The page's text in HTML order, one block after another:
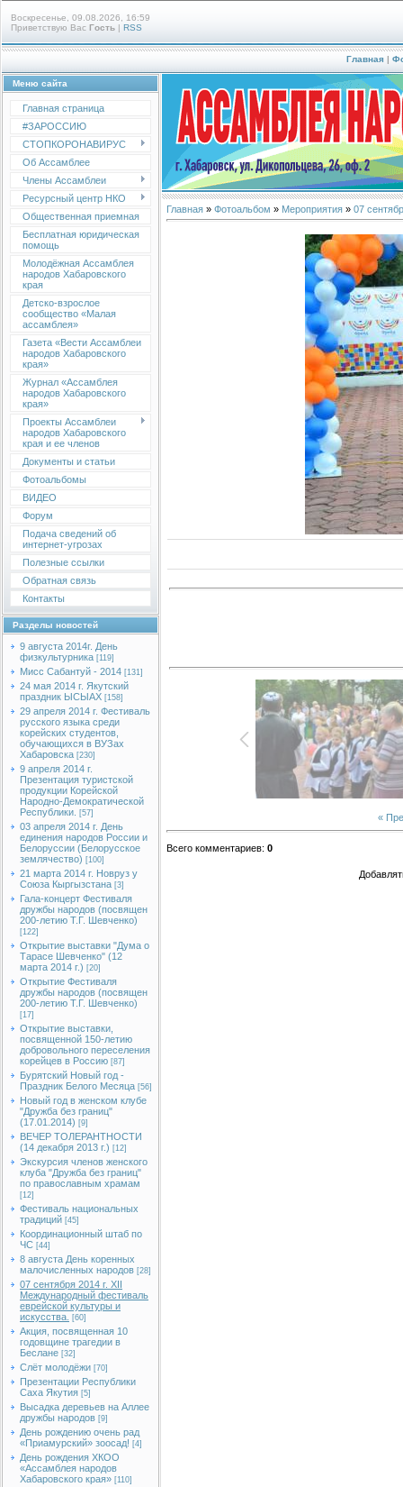
Воскресенье, 09.08.2026, 16:59
Приветствую Вас Гость | RSS
Главная |
Меню сайта
Главная страница
#ЗАРОССИЮ
СТОПКОРОНАВИРУС
Об Ассамблее
Члены Ассамблеи
Ресурсный центр НКО
Общественная приемная
Бесплатная юридическая
помощь
Молодёжная Ассамблея
народов Хабаровского
края
Детско-взрослое
сообщество «Малая
ассамблея»
Газета «Вести Ассамблеи
народов Хабаровского
края»
Журнал «Ассамблея
народов Хабаровского
края»
Проекты Ассамблеи
народов Хабаровского
края и ее членов
Документы и статьи
Фотоальбомы
ВИДЕО
Форум
Подача сведений об
интернет-угрозах
Полезные ссылки
Обратная связь
Контакты
Разделы новостей
9 августа 2014г. День
физкультурника [119]
Мисс Сабантуй - 2014 [131]
24 мая 2014 г. Якутский
праздник ЫСЫАХ [158]
29 апреля 2014 г. Фестиваль
русского языка среди
корейских студентов,
обучающихся в ВУЗах
Хабаровска [230]
9 апреля 2014 г.
Презентация туристской
продукции Корейской
Народно-Демократической
Республики.
[57]
03 апреля 2014 г. День
единения народов России и
Белоруссии (Белорусское
землячество) [100]
21 марта 2014 г. Новруз у
Союза Кыргызстана [3]
Гала-концерт Фестиваля
дружбы народов (посвящен
200-летию Т.Г. Шевченко)
[122]
Открытие выставки "Дума о
Тарасе Шевченко" (12
марта 2014 г.) [20]
Открытие Фестиваля
дружбы народов (посвящен
200-летию Т.Г. Шевченко)
[17]
Открытие выставки,
посвященной 150-летию
добровольного переселения
корейцев в Россию [87]
Бурятский Новый год -
Праздник Белого Месяца [56]
Новый год в женском клубе
"Дружба без границ"
(17.01.2014) [9]
ВЕЧЕР ТОЛЕРАНТНОСТИ
(14 декабря 2013 г.) [12]
Экскурсия членов женского
клуба "Дружба без границ"
по православным храмам
[12]
Фестиваль национальных
традиций [45]
Координационный штаб по
ЧС [44]
8 августа День коренных
малочисленных народов [28]
07 сентября 2014 г. XII
Международный фестиваль
еврейской культуры и
искусства.
[60]
Акция, посвященная 10
годовщине трагедии в
Беслане [32]
Слёт молодёжи [70]
Презентации Республики
Саха Якутия [5]
Высадка деревьев на Аллее
дружбы народов [9]
День рождению очень рад
«Приамурский» зоосад! [4]
День рождения ХКОО
«Ассамблея народов
Хабаровского края» [110]
Главная » Фотоальбом » Мероприятия » 07
«
Всего комментариев: 0